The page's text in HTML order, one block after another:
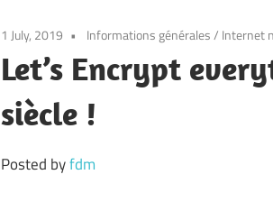
1 July, 2019 Informations générales/ Internet
Let’s Encrypt
siècle !
Posted byfdm